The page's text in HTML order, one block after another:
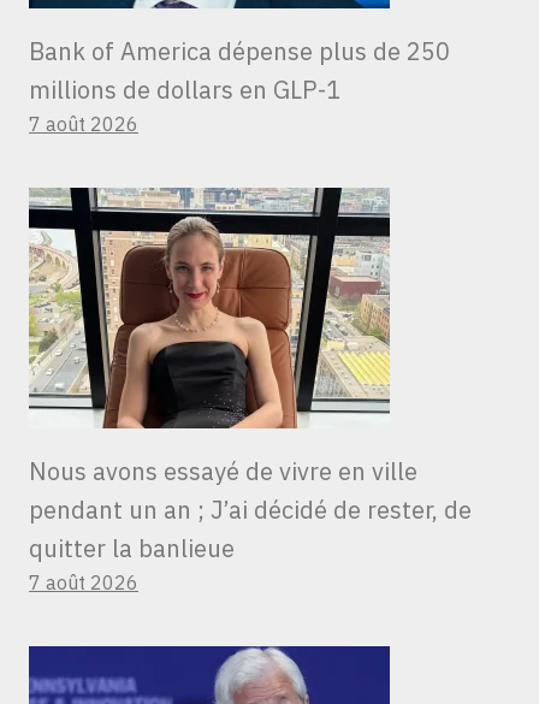
Bank of America dépense plus de 250
millions de dollars en GLP-1
7 août 2026
Nous avons essayé de vivre en ville
pendant un an ; J’ai décidé de rester, de
quitter la banlieue
7 août 2026